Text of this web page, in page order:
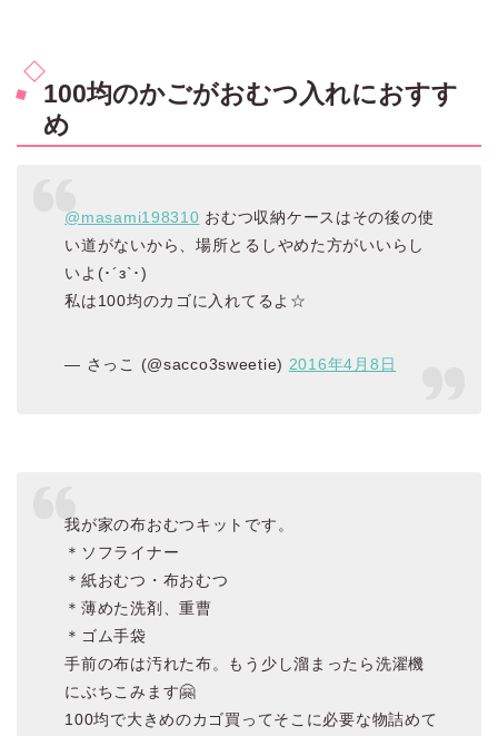
100均のかごがおむつ入れにおすす
め
@masami198310 おむつ収納ケースはその後の使
い道がないから、場所とるしやめた方がいいらし
いよ(･´з`･)
私は100均のカゴに入れてるよ☆
— さっこ (@sacco3sweetie) 2016年4月8日
我が家の布おむつキットです。
＊ソフライナー
＊紙おむつ・布おむつ
＊薄めた洗剤、重曹
＊ゴム手袋
手前の布は汚れた布。もう少し溜まったら洗濯機
にぶちこみます🤗
100均で大きめのカゴ買ってそこに必要な物詰めて